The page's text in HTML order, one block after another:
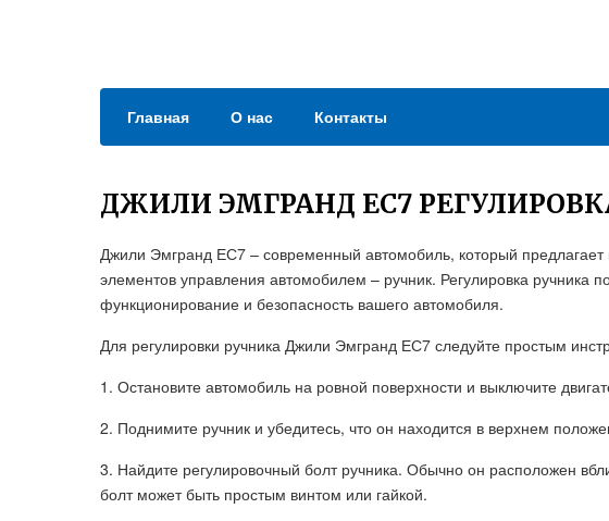
Главная О нас Контакты
ДЖИЛИ ЭМГРАНД ЕС7
Джили Эмгранд ЕС7 – современный автомобиль, который
элементов управления автомобилем – ручник. Регулировка ручника
функционирование и безопасность вашего автомобиля.
Для регулировки ручника Джили Эмгранд ЕС7 следуйте простым
1. Остановите автомобиль на ровной поверхности и выключите
2. Поднимите ручник и убедитесь, что он находится в верхнем
3. Найдите регулировочный болт ручника. Обычно он расположен
болт может быть простым винтом или гайкой.